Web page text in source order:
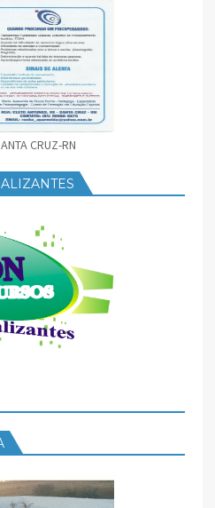
CRUZ-RN